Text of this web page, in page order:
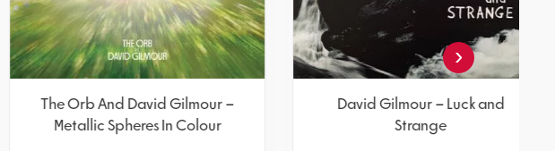
The Orb And David Gilmour –
Metallic Spheres In Colour
David Gilmour – Live At Pompeii
‹